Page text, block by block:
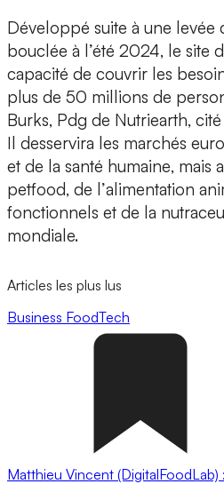
Développé suite à une levée
bouclée à l’été 2024, le site
capacité de couvrir les
plus de 50 millions de
Burks, Pdg de Nutriearth,
Il desservira les marchés
et de la santé humaine, mais
petfood, de l’alimentation
fonctionnels et de la
mondiale.
Articles les plus lus
Business FoodTech
Matthieu Vincent